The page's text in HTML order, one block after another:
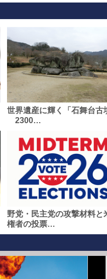
世界遺産に輝く「石舞台古
2300…
野党・民主党の攻撃材料と
権者の投票…